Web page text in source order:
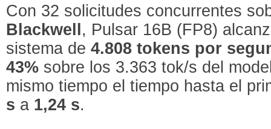
Con 32 solicitudes concurrentes
Blackwell, Pulsar 16B (FP8)
sistema de4.808 tokens por
43% sobre los 3.363 tok/s del
mismo tiempo el tiempo hasta el
s a 1,24 s.